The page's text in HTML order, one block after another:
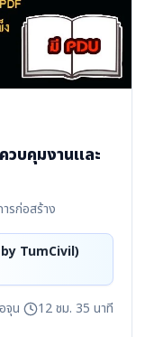
บคุมงานและ
รก่อสร้าง
TumCivil)
จุน
12 ชม. 35 นาที